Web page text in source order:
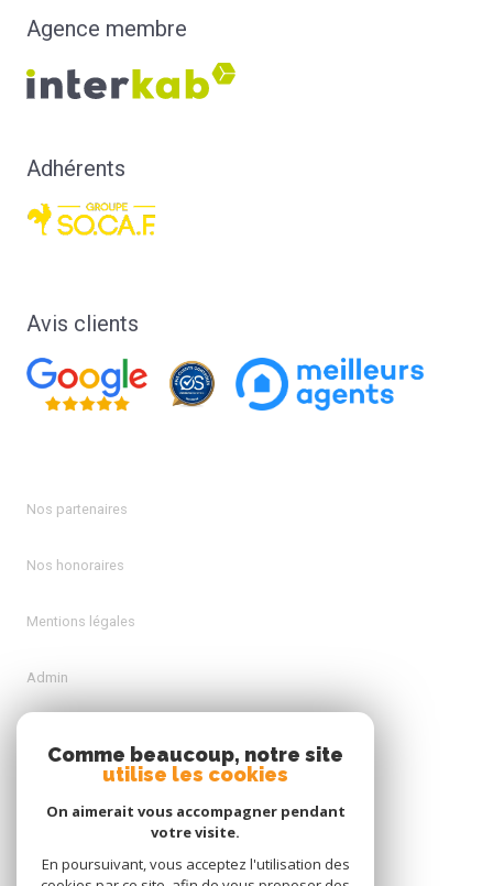
Agence membre
Adhérents
Avis clients
Nos partenaires
Nos honoraires
Mentions légales
Admin
© 2026 | Tous droits réservés
Comme beaucoup, notre site
utilise les cookies
On aimerait vous accompagner pendant
votre visite.
En poursuivant, vous acceptez l'utilisation des